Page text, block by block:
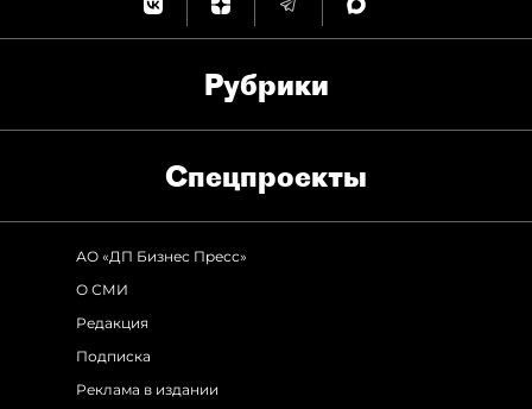
Рубрики
Спец­проекты
АО «ДП Бизнес Пресс»
О СМИ
Редакция
Подписка
Реклама в издании